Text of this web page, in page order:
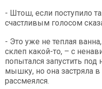
- Штош, если поступило
счастливым голосом
- Это уже не теплая
склеп какой-то, – с
попытался запустить
мышку, но она застряла
рассмеялся.